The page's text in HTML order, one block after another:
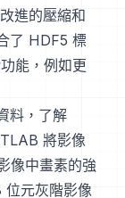
進的壓縮和
了 HDF5 標
能，例如更
料，了解
將影像
像中畫素的強
位元灰階影像